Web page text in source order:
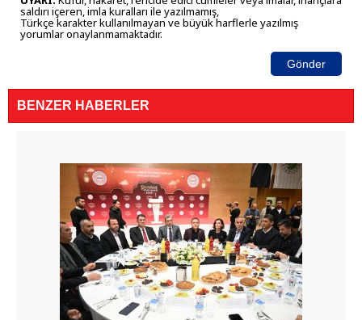
saldırı içeren, imla kuralları ile yazılmamış,
Türkçe karakter kullanılmayan ve büyük harflerle yazılmış
yorumlar onaylanmamaktadır.
Gönder
BENZER HABERLER